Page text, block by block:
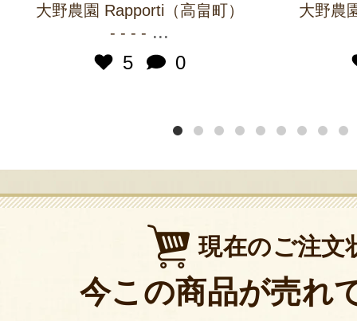
大野農園 Rapporti（高畠町）
- - - - ...
5
0
大野農
現在のご注文
今この商品が売れ